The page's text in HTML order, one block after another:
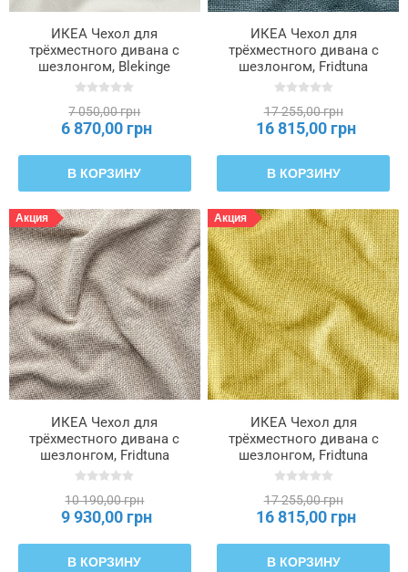
ИКЕА Чехол для
трёхместного дивана с
шезлонгом, Blekinge
белый SALTSJÖBADEN,
7 050,00 грн
6 870,00 грн
В КОРЗИНУ
ИКЕА Чехол для
трёхместного дивана с
шезлонгом, Fridtuna
темно-серо-синий
606.170.28
17 255,00 грн
16 815,00 грн
В КОРЗИНУ
Акция
ИКЕА Чехол для
трёхместного дивана с
шезлонгом, Fridtuna
светло-бежевый
506.169.82
10 190,00 грн
9 930,00 грн
В КОРЗИНУ
Акция
ИКЕА Чехол для
трёхместного дивана с
шезлонгом, Fridtuna
желтый SALTSJÖBADEN,
17 255,00 грн
16 815,00 грн
В КОРЗИНУ